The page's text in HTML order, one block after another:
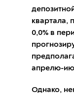
квартала,
0,0% в
апрелю-
Однако,